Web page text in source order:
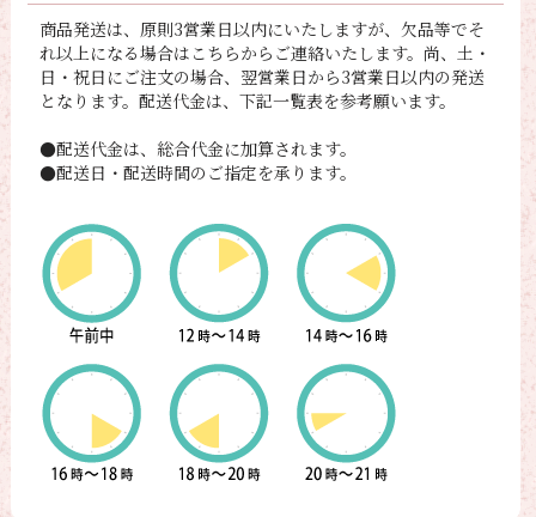
商品発送は、原則3営業日以内にいたしますが、欠品等でそ
れ以上になる場合はこちらからご連絡いたします。尚、土・
日・祝日にご注文の場合、翌営業日から3営業日以内の発送
となります。配送代金は、下記一覧表を参考願います。
●配送代金は、総合代金に加算されます。
●配送日・配送時間のご指定を承ります。